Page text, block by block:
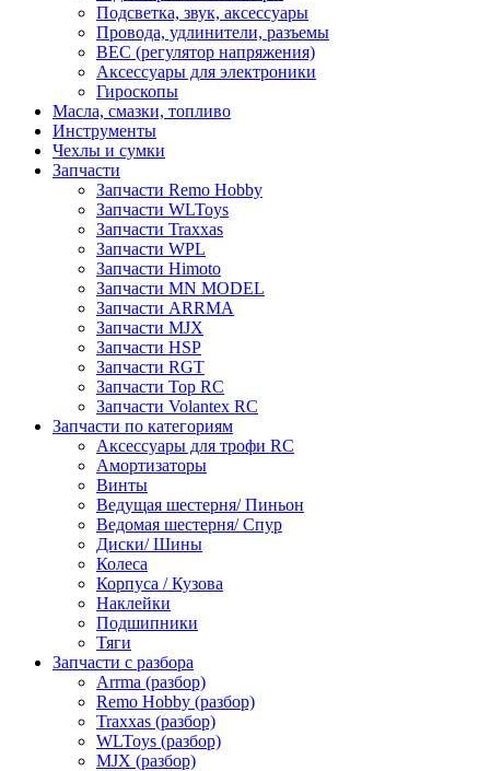
Подсветка, звук, аксессуары
Провода, удлинители, разъемы
BEC (регулятор напряжения)
Аксессуары для электроники
Гироскопы
Масла, смазки, топливо
Инструменты
Чехлы и сумки
Запчасти
Запчасти Remo Hobby
Запчасти WLToys
Запчасти Traxxas
Запчасти WPL
Запчасти Himoto
Запчасти MN MODEL
Запчасти ARRMA
Запчасти MJX
Запчасти HSP
Запчасти RGT
Запчасти Top RC
Запчасти Volantex RC
Запчасти по категориям
Аксессуары для трофи RC
Амортизаторы
Винты
Ведущая шестерня/ Пиньон
Ведомая шестерня/ Спур
Диски/ Шины
Колеса
Корпуса / Кузова
Наклейки
Подшипники
Тяги
Запчасти с разбора
Arrma (разбор)
Remo Hobby (разбор)
Traxxas (разбор)
WLToys (разбор)
MJX (разбор)